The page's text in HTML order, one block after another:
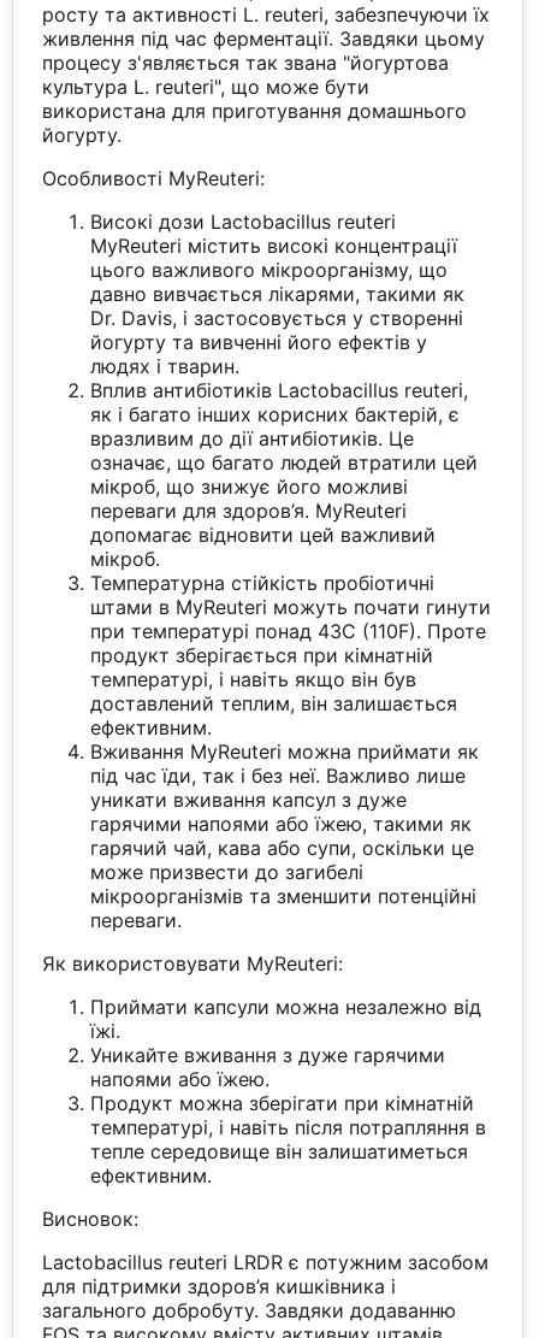
росту та активності L. reuteri, забезпечуючи їх
живлення під час ферментації. Завдяки цьому
процесу з'являється так звана "йогуртова
культура L. reuteri", що може бути
використана для приготування домашнього
йогурту.
Особливості MyReuteri:
Високі дози Lactobacillus reuteri
MyReuteri містить високі концентрації
цього важливого мікроорганізму, що
давно вивчається лікарями, такими як
Dr. Davis, і застосовується у створенні
йогурту та вивченні його ефектів у
людях і тварин.
Вплив антибіотиків Lactobacillus reuteri,
як і багато інших корисних бактерій, є
вразливим до дії антибіотиків. Це
означає, що багато людей втратили цей
мікроб, що знижує його можливі
переваги для здоров’я. MyReuteri
допомагає відновити цей важливий
мікроб.
Температурна стійкість пробіотичні
штами в MyReuteri можуть почати гинути
при температурі понад 43C (110F). Проте
продукт зберігається при кімнатній
температурі, і навіть якщо він був
доставлений теплим, він залишається
ефективним.
Вживання MyReuteri можна приймати як
під час їди, так і без неї. Важливо лише
уникати вживання капсул з дуже
гарячими напоями або їжею, такими як
гарячий чай, кава або супи, оскільки це
може призвести до загибелі
мікроорганізмів та зменшити потенційні
переваги.
Як використовувати MyReuteri:
Приймати капсули можна незалежно від
їжі.
Уникайте вживання з дуже гарячими
напоями або їжею.
Продукт можна зберігати при кімнатній
температурі, і навіть після потрапляння в
тепле середовище він залишатиметься
ефективним.
Висновок:
Lactobacillus reuteri LRDR є потужним засобом
для підтримки здоров’я кишківника і
загального добробуту. Завдяки додаванню